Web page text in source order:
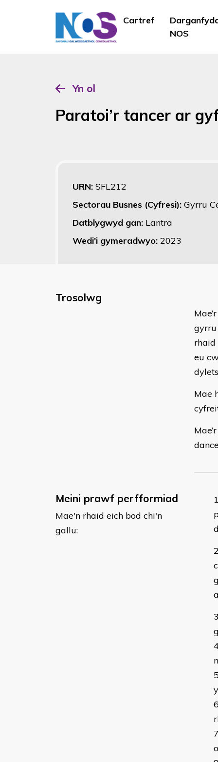
Cartref
NOS
Yn ol
Paratoi’r tancer ar
URN: SFL212
Sectorau Busnes (Cyfresi): Gyrru
Datblygwyd gan: Lantra
Wedi'i gymeradwyo: 2023
Trosolwg
gyrru
rhaid
eu
Mae
Meini prawf perfformiad
Mae'n rhaid eich bod chi'n
gallu: